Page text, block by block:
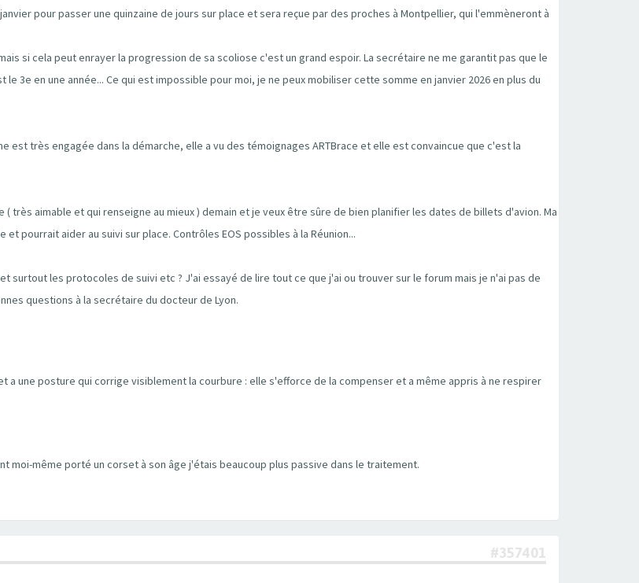
pour passer une quinzaine de jours sur place et sera reçue par des proches à Montpellier, qui l'emmèneront à
si cela peut enrayer la progression de sa scoliose c'est un grand espoir. La secrétaire ne me garantit pas que le
3e en une année... Ce qui est impossible pour moi, je ne peux mobiliser cette somme en janvier 2026 en plus du
est très engagée dans la démarche, elle a vu des témoignages ARTBrace et elle est convaincue que c'est la
très aimable et qui renseigne au mieux ) demain et je veux être sûre de bien planifier les dates de billets d'avion. Ma
pourrait aider au suivi sur place. Contrôles EOS possibles à la Réunion...
surtout les protocoles de suivi etc ? J'ai essayé de lire tout ce que j'ai ou trouver sur le forum mais je n'ai pas de
questions à la secrétaire du docteur de Lyon.
a une posture qui corrige visiblement la courbure : elle s'efforce de la compenser et a même appris à ne respirer
moi-même porté un corset à son âge j'étais beaucoup plus passive dans le traitement.
#357401